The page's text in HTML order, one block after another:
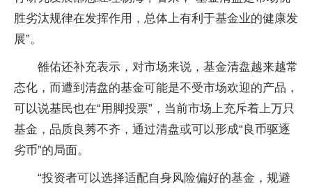
胜劣汰规律在发挥作用，总体上有利于基金业的健康发
展”。
雒佑还补充表示，对市场来说，基金清盘越来越常
态化，而遭到清盘的基金可能是不受市场欢迎的产品，
可以说基民也在“用脚投票”，当前市场上充斥着上万只
基金，品质良莠不齐，通过清盘或可以形成“良币驱逐
劣币”的局面。
“投资者可以选择适配自身风险偏好的基金，规避